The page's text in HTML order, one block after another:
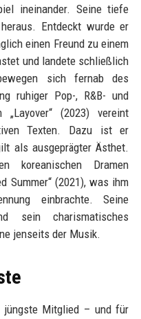
ineinander. Seine tiefe
Entdeckt wurde er
einen Freund zu einem
und landete schließlich
sich fernab des
ruhiger Pop-, R&B- und
„Layover“ (2023) vereint
Texten. Dazu ist er
als ausgeprägter Ästhet.
koreanischen Dramen
Summer“ (2021), was ihm
einbrachte. Seine
sein charismatisches
jenseits der Musik.
jüngste Mitglied – und für